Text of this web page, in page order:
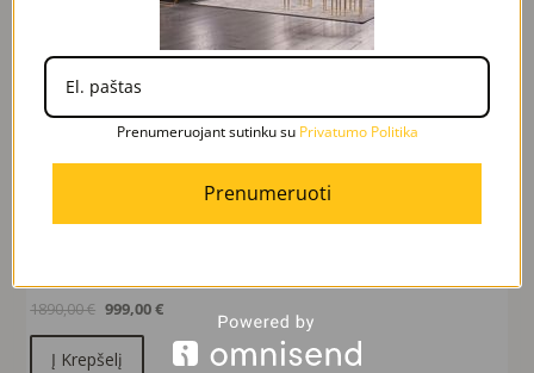
Greita peržiūra
1890,00€ 999,00€
Į Krepšelį
Prenumeruojant sutinku su Privatumo Politika
Prenumeruoti